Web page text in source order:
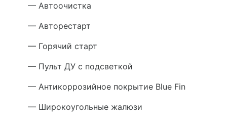
— Автоочистка
— Авторестарт
— Горячий старт
— Пульт ДУ с подсветкой
— Антикоррозийное покрытие Blue Fin
— Широкоугольные жалюзи